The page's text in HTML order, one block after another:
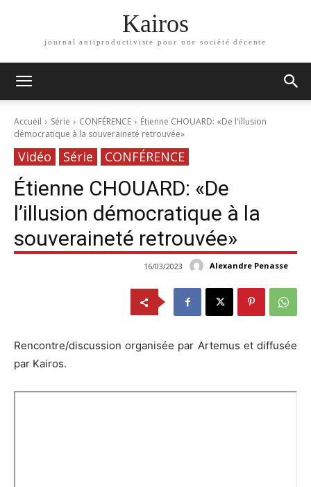
Kairos
journal antiproductiviste pour une société décente
Accueil Série CONFÉRENCE
Étienne CHOUARD: «De l'illusion
démocratique à la souveraineté retrouvée»
Vidéo Série CONFÉRENCE
Étienne CHOUARD: «De
l’illusion démocratique à la
souveraineté retrouvée»
Alexandre Penasse
16/03/2023
Rencontre/discussion organisée par Artemus et diffusée
par Kairos.